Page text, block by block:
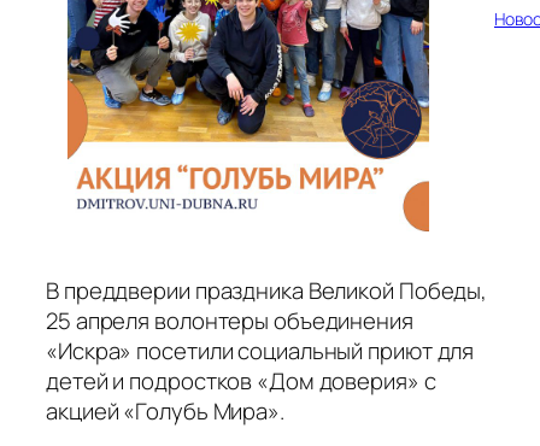
В преддверии праздника Великой Победы,
25 апреля волонтеры объединения
«Искра» посетили социальный приют для
детей и подростков «Дом доверия» с
акцией «Голубь Мира».